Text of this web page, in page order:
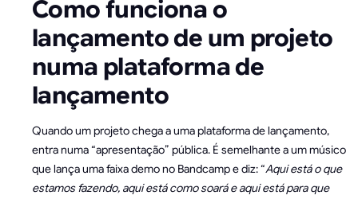
Como funciona o
lançamento de um projeto
numa plataforma de
lançamento
Quando um projeto chega a uma plataforma de lançamento,
entra numa “apresentação” pública. É semelhante a um músico
que lança uma faixa demo no Bandcamp e diz: “Aqui está o que
estamos fazendo, aqui está como soará e aqui está para que